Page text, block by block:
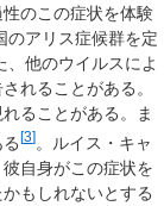
のこの症状を体験
のアリス症候群を定
、他のウイルスによ
れることがある。
ることがある。ま
[3] 。ルイス・キャ
自身がこの症状を
もしれないとする